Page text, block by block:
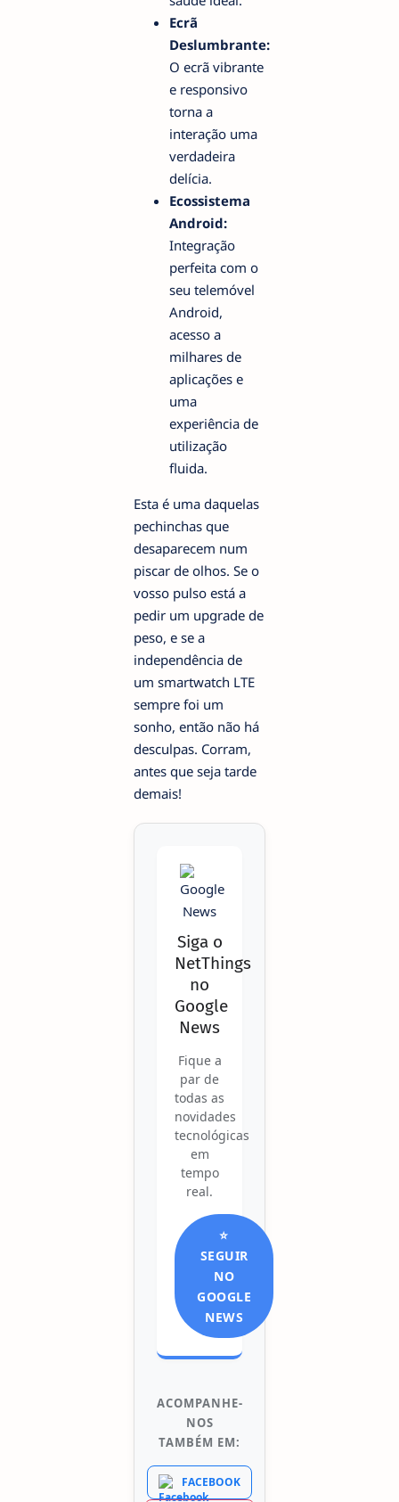
Ecrã
Deslumbrante:
O ecrã vibrante
e responsivo
torna a
interação uma
verdadeira
delícia.
Ecossistema
Android:
Integração
perfeita com o
seu telemóvel
Android,
acesso a
milhares de
aplicações e
uma
experiência de
utilização
fluida.
Esta é uma daquelas
pechinchas que
desaparecem num
piscar de olhos. Se o
vosso pulso está a
pedir um upgrade de
peso, e se a
independência de
um smartwatch LTE
sempre foi um
sonho, então não há
desculpas. Corram,
antes que seja tarde
demais!
Siga o
NetThings
no
Google
News
Fique a
par de
todas as
novidades
tecnológicas
em
tempo
real.
⭐
SEGUIR
NO
GOOGLE
NEWS
ACOMPANHE-
NOS
TAMBÉM EM:
FACEBOOK